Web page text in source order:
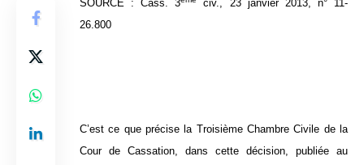
SOURCE : Cass. 3
civ., 23 janvier 2013, n° 11-
26.800
C’est ce que précise la Troisième Chambre Civile de la
Cour de Cassation, dans cette décision, publiée au